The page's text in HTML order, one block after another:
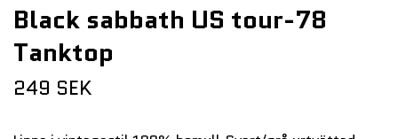
Black sabbath US tour-78
Tanktop
249 SEK